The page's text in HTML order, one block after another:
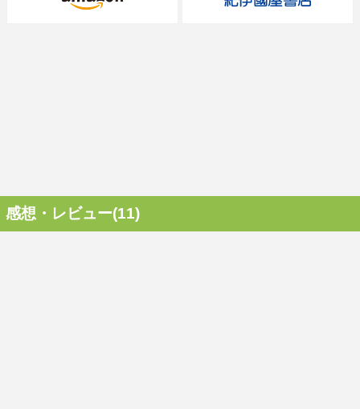
感想・レビュー(11)